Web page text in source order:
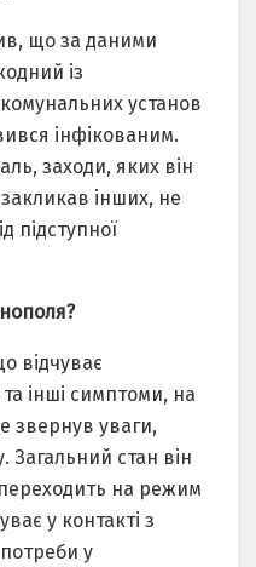
що за даними
із
установ
інфікованим.
заходи, яких він
інших, не
підступної
відчуває
інші симптоми, на
звернув уваги,
Загальний стан він
на режим
у контакті з
у